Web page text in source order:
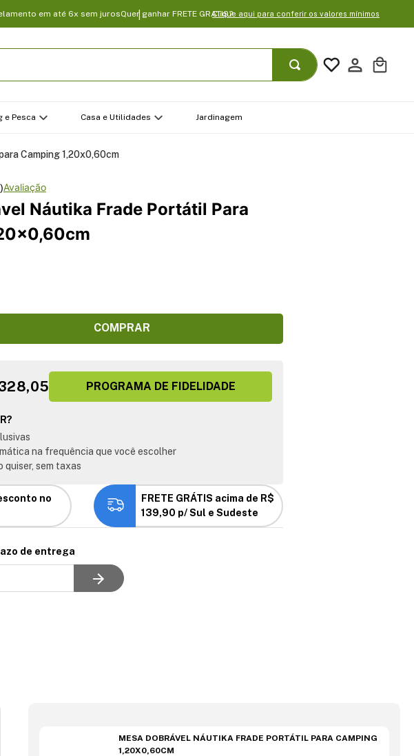
em até 6x sem jurosQuer ganhar FRETE GRATIS?Clique aqui para conferir os valores mínimos
e Pesca Casa e Utilidades Jardinagem
Camping 1,20x0,60cm
)
Náutika Frade Portátil Para
COMPRAR
PROGRAMA DE FIDELIDADE
na frequência que você escolher
quiser, sem taxas
no
FRETE GRÁTIS acima de R$
139,90 p/ Sul e Sudeste
de entrega
MESA DOBRÁVEL NÁUTIKA FRADE PORTÁTIL PARA CAMPING
1,20X0,60CM